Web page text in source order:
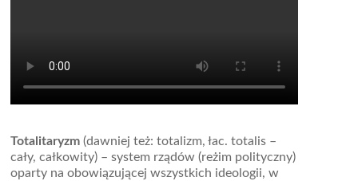
Totalitaryzm (dawniej też: totalizm, łac. totalis –
cały, całkowity) – system rządów (reżim polityczny)
oparty na obowiązującej wszystkich ideologii, w